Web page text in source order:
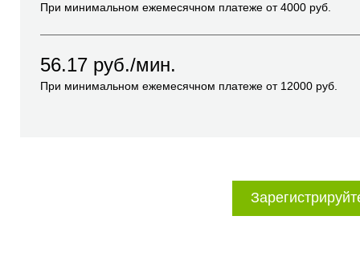
При минимальном ежемесячном платеже от4000 руб.
56.17 руб./мин.
При минимальном ежемесячном платеже от 12000 руб.